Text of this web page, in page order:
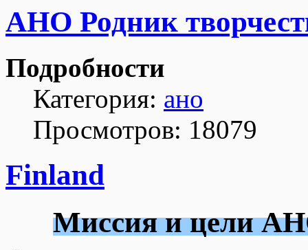
АНО Родник
Подробности
Категория: ано
Просмотров: 18079
Finland
Миссия и цели